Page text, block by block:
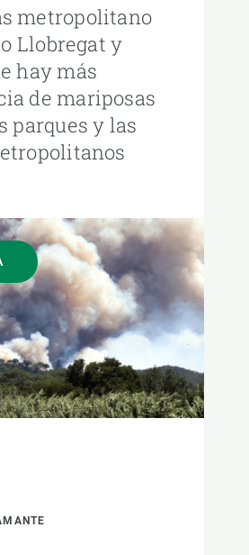
metropolitano
Llobregat y
hay más
de mariposas
parques y las